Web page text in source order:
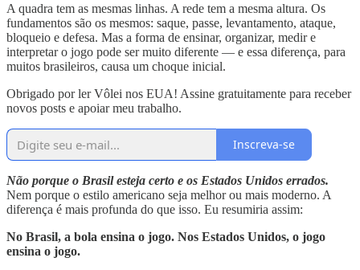
A quadra tem as mesmas linhas. A rede tem a mesma altura. Os
fundamentos são os mesmos: saque, passe, levantamento, ataque,
bloqueio e defesa. Mas a forma de ensinar, organizar, medir e
interpretar o jogo pode ser muito diferente — e essa diferença, para
muitos brasileiros, causa um choque inicial.
Obrigado por ler Vôlei nos EUA! Assine gratuitamente para receber
novos posts e apoiar meu trabalho.
Inscreva-se
Não porque o Brasil esteja certo e os Estados Unidos errados.
Nem porque o estilo americano seja melhor ou mais moderno. A
diferença é mais profunda do que isso. Eu resumiria assim:
No Brasil, a bola ensina o jogo. Nos Estados Unidos, o jogo
ensina o jogo.